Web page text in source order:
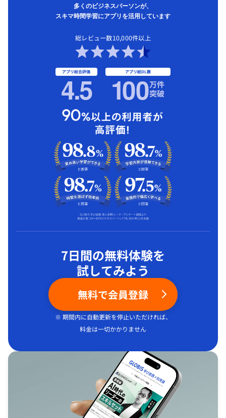
多くのビジネスパーソンが、
スキマ時間学習にアプリを活用しています
総レビュー数10,000件以上
アプリ総合評価
4.5 アプリ総DL数
100万件
突破
7日間の無料体験を
試してみよう
無料で会員登録
※ 期間内に自動更新を停止いただければ、
料金は一切かかりません